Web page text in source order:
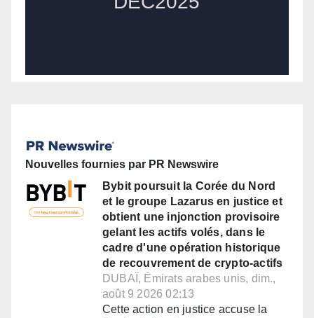
Nouvelles fournies par PR Newswire
Bybit poursuit la Corée du Nord
et le groupe Lazarus en justice et
obtient une injonction provisoire
gelant les actifs volés, dans le
cadre d'une opération historique
de recouvrement de crypto-actifs
DUBAÏ, Émirats arabes unis, dim.,
août 9 2026 02:13
Cette action en justice accuse la